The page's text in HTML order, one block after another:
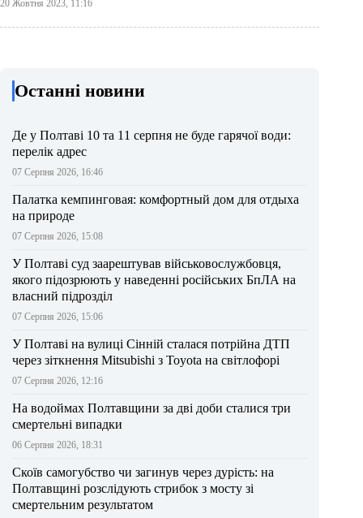
20 Жовтня 2023, 11:16
Останні новини
Де у Полтаві 10 та 11 серпня не буде гарячої води:
перелік адрес
07 Серпня 2026, 16:46
Палатка кемпинговая: комфортный дом для отдыха
на природе
07 Серпня 2026, 15:08
У Полтаві суд заарештував військовослужбовця,
якого підозрюють у наведенні російських БпЛА на
власний підрозділ
07 Серпня 2026, 15:06
У Полтаві на вулиці Сінній сталася потрійна ДТП
через зіткнення Mitsubishi з Toyota на світлофорі
07 Серпня 2026, 12:16
На водоймах Полтавщини за дві доби сталися три
смертельні випадки
06 Серпня 2026, 18:31
Скоїв самогубство чи загинув через дурість: на
Полтавщині розслідують стрибок з мосту зі
смертельним результатом